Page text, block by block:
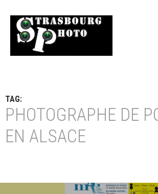
TAG:
PHOTOGRAPHE DE
EN ALSACE